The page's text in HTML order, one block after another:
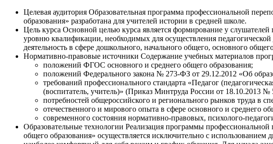
Целевая аудитория Образовательная программа профессиональной
образования» разработана для учителей истории в средней школе.
Цель курса Основной целью курса является формирование у
уровню квалификации, необходимых для осуществления педагогической
деятельность в сфере дошкольного, начального общего, основного
Нормативно-правовые источники Содержание учебных материалов
положений ФГОС основного и среднего общего образования;
положений Федерального закона № 273-ФЗ от 29.12.2012 «Об
требований профессионального стандарта «Педагог
(воспитатель, учитель)» (Приказ Минтруда России от 18.10.2013 №
потребностей общероссийского и регионального рынков труда в
отечественного и мирового опыта в сфере основного и среднего
современного состояния нормативно-правовых, психолого-
Образовательные технологии Реализация программы профессиональной
общего образования» осуществляется исключительно с